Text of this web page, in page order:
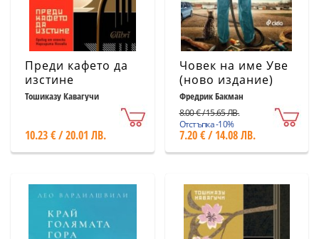
Преди кафето да
изстине
Тошиказу Кавагучи
10.23 € / 20.01 ЛВ.
Човек на име Уве
(ново издание)
Фредрик Бакман
8.00 € / 15.65 ЛВ.
Отстъпка -10%
7.20 € / 14.08 ЛВ.